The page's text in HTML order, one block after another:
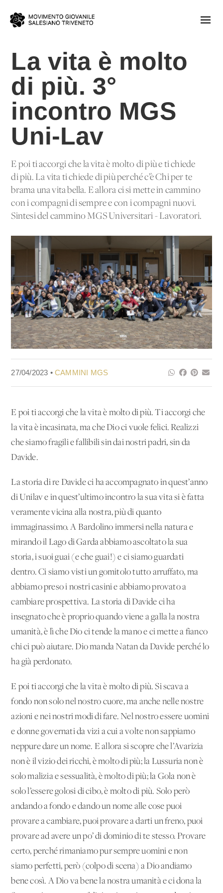
La vita è molto
di più. 3°
incontro MGS
Uni-Lav
E poi ti accorgi che la vita è molto di più e ti chiede
di più. La vita ti chiede di più perché c’è Chi per te
brama una vita bella. E allora ci si mette in cammino
con i compagni di sempre e con i compagni nuovi.
Sintesi del cammino MGS Universitari - Lavoratori.
27/04/2023 •CAMMINI MGS
E poi ti accorgi che la vita è molto di più. Ti accorgi che
la vita è incasinata, ma che Dio ci vuole felici. Realizzi
che siamo fragili e fallibili sin dai nostri padri, sin da
Davide.
La storia di re Davide ci ha accompagnato in quest’anno
di Unilav e in quest’ultimo incontro la sua vita si è fatta
veramente vicina alla nostra, più di quanto
immaginassimo. A Bardolino immersi nella natura e
mirando il Lago di Garda abbiamo ascoltato la sua
storia, i suoi guai (e che guai!) e ci siamo guardati
dentro. Ci siamo visti un gomitolo tutto arruffato, ma
abbiamo preso i nostri casini e abbiamo provato a
cambiare prospettiva. La storia di Davide ci ha
insegnato che è proprio quando viene a galla la nostra
umanità, è lì che Dio ci tende la mano e ci mette a fianco
chi ci può aiutare. Dio manda Natan da Davide perché lo
ha già perdonato.
E poi ti accorgi che la vita è molto di più. Si scava a
fondo non solo nel nostro cuore, ma anche nelle nostre
azioni e nei nostri modi di fare. Nel nostro essere uomini
e donne governati da vizi a cui a volte non sappiamo
neppure dare un nome. E allora si scopre che l’Avarizia
non è il vizio dei ricchi, è molto di più; la Lussuria non è
solo malizia e sessualità, è molto di più; la Gola non è
solo l’essere golosi di cibo, è molto di più. Solo però
andando a fondo e dando un nome alle cose puoi
provare a cambiare, puoi provare a darti un freno, puoi
provare ad avere un po’ di dominio di te stesso. Provare
certo, perché rimaniamo pur sempre uomini e non
siamo perfetti, però (colpo di scena) a Dio andiamo
bene così. A Dio va bene la nostra umanità e ci dona la